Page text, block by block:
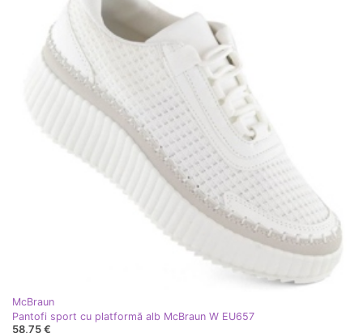
McBraun
Pantofi sport cu platformă alb McBraun W EU657
58,75 €